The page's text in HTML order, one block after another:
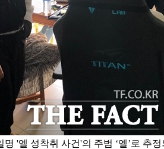
명 '엘 성착취 사건'의 주범 ‘엘’로 추